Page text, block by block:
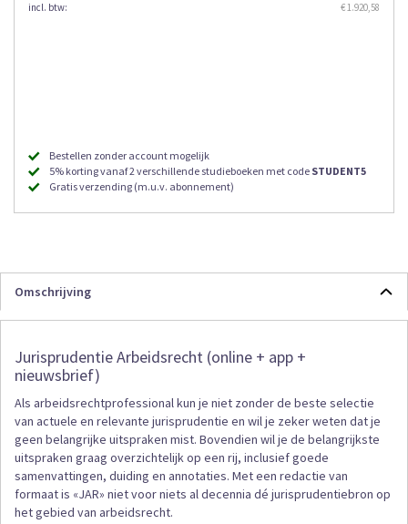
€ 1.920,58
Bestellen zonder account mogelijk
5% korting vanaf 2 verschillende studieboeken met code STUDENT5
Gratis verzending (m.u.v. abonnement)
Omschrijving
Jurisprudentie Arbeidsrecht (online + app +
nieuwsbrief)
Als arbeidsrechtprofessional kun je niet zonder de beste selectie
van actuele en relevante jurisprudentie en wil je zeker weten dat je
geen belangrijke uitspraken mist. Bovendien wil je de belangrijkste
uitspraken graag overzichtelijk op een rij, inclusief goede
samenvattingen, duiding en annotaties. Met een redactie van
formaat is «JAR» niet voor niets al decennia dé jurisprudentiebron op
het gebied van arbeidsrecht.